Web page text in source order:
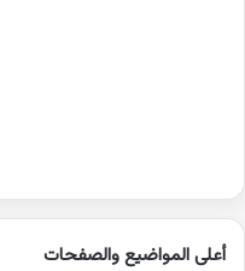
أعلى المواضيع والصفحات